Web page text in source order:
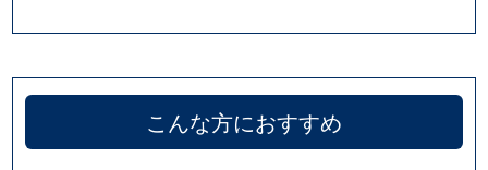
こんな方におすすめ